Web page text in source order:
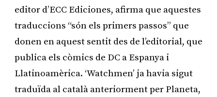
editor d’ECC Ediciones, afirma que aquestes
traduccions “són els primers passos” que
donen en aquest sentit des de l’editorial, que
publica els còmics de DC a Espanya i
Llatinoamèrica. ‘Watchmen’ ja havia sigut
traduïda al català anteriorment per Planeta,